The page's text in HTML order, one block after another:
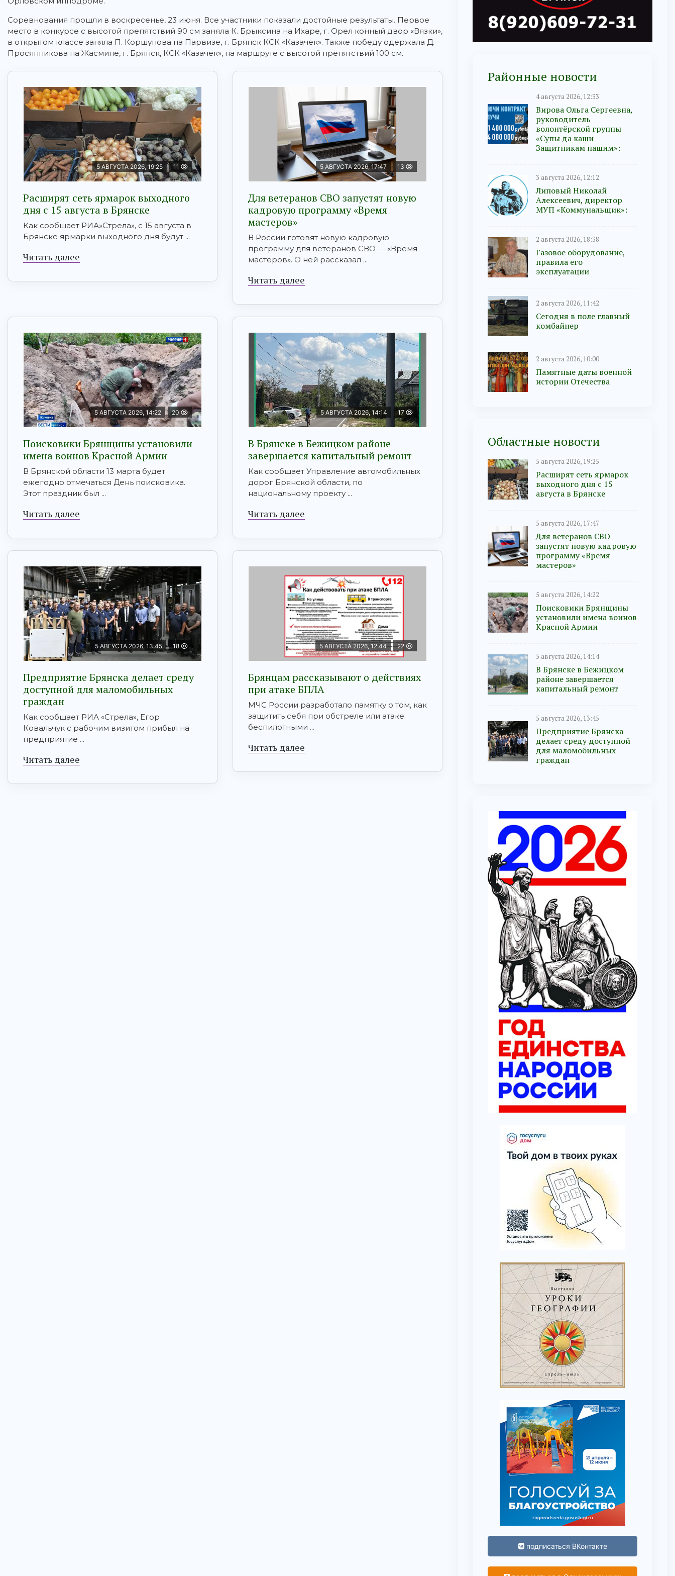
Соревнования прошли в воскресенье, 23 июня. Все участники показали достойные результаты. Первое
место в конкурсе с высотой препятствий 90 см заняла К. Брыксина на Ихаре, г. Орел конный двор «Вязки»,
в открытом классе заняла П. Коршунова на Парвизе, г. Брянск КСК «Казачек». Также победу одержала Д.
Просянникова на Жасмине, г. Брянск, КСК «Казачек», на маршруте с высотой препятствий 100 см.
5 АВГУСТА 2026, 19:25 11
Расширят сеть ярмарок выходного
дня с 15 августа в Брянске
Как сообщает РИА»Стрела», с 15 августа в
Брянске ярмарки выходного дня будут ...
Читать далее
5 АВГУСТА 2026, 17:47 13
Для ветеранов СВО запустят новую
кадровую программу «Время
мастеров»
В России готовят новую кадровую
программу для ветеранов СВО — «Время
мастеров». О ней рассказал ...
Читать далее
5 АВГУСТА 2026, 14:22 20
Поисковики Брянщины установили
имена воинов Красной Армии
В Брянской области 13 марта будет
ежегодно отмечаться День поисковика.
Этот праздник был ...
Читать далее
5 АВГУСТА 2026, 14:14 17
В Брянске в Бежицком районе
завершается капитальный ремонт
Как сообщает Управление автомобильных
дорог Брянской области, по
национальному проекту ...
Читать далее
5 АВГУСТА 2026, 13:45 18
Предприятие Брянска делает среду
доступной для маломобильных
граждан
Как сообщает РИА «Стрела», Егор
Ковальчук с рабочим визитом прибыл на
предприятие ...
Читать далее
5 АВГУСТА 2026, 12:44 22
Брянцам рaссказывают о действиях
при атаке БПЛA
МЧС России разработало памятку о том, как
защитить себя при обстреле или атаке
беспилотными ...
Читать далее
Районные новости
4 августа 2026, 12:33
Вирова Ольга Сергеевна,
руководитель
волонтёрской группы
«Супы да каши
Защитникам нашим»:
3 августа 2026, 12:12
Липовый Николай
Алексеевич, директор
МУП «Коммунальщик»:
2 августа 2026, 18:38
Газовое оборудование,
правила его
эксплуатации
2 августа 2026, 11:42
Сегодня в поле главный
комбайнер
2 августа 2026, 10:00
Памятные даты военной
истории Отечества
Областные новости
5 августа 2026, 19:25
Расширят сеть ярмарок
выходного дня с 15
августа в Брянске
5 августа 2026, 17:47
Для ветеранов СВО
запустят новую кадровую
программу «Время
мастеров»
5 августа 2026, 14:22
Поисковики Брянщины
установили имена воинов
Красной Армии
5 августа 2026, 14:14
В Брянске в Бежицком
районе завершается
капитальный ремонт
5 августа 2026, 13:45
Предприятие Брянска
делает среду доступной
для маломобильных
граждан
подписаться ВКонтакте